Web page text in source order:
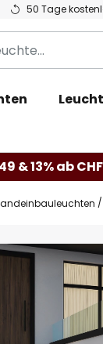
50 Tage
& 13% ab